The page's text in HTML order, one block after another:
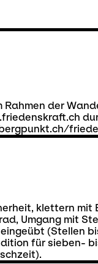
Rahmen der
klettern mit
Umgang mit
(Stellen
für sieben-